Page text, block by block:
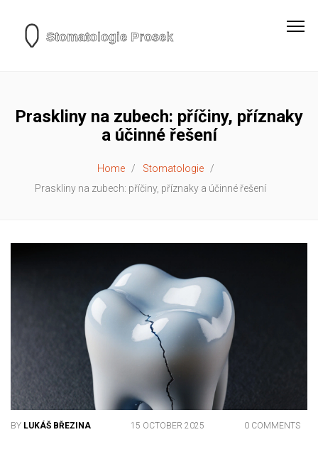
Praskliny na zubech: příčiny, příznaky
a účinné řešení
Home
Stomatologie
Praskliny na zubech: příčiny, příznaky a účinné řešení
BY LUKÁŠ BŘEZINA 15 OCTOBER 2025 0 COMMENTS